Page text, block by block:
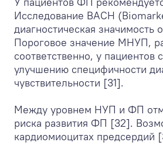
Исследование BACH
диагностическая
Пороговое значение МНУП,
соответственно, у
улучшению специфичности
чувствительности [31].
Между уровнем НУП и ФП
риска развития ФП [32].
кардиомиоцитах предсердий